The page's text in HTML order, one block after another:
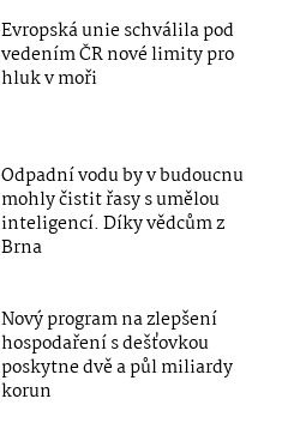
Evropská unie schválila pod
vedením ČR nové limity pro
hluk v moři
Odpadní vodu by v budoucnu
mohly čistit řasy s umělou
inteligencí. Díky vědcům z
Brna
Nový program na zlepšení
hospodaření s dešťovkou
poskytne dvě a půl miliardy
korun